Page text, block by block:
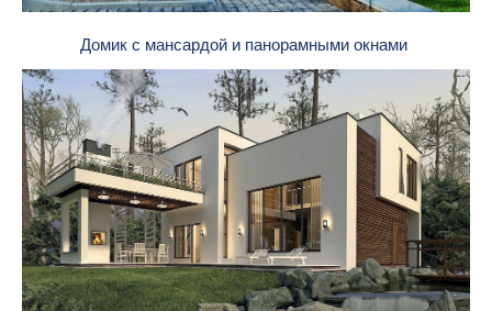
Домик с мансардой и панорамными окнами